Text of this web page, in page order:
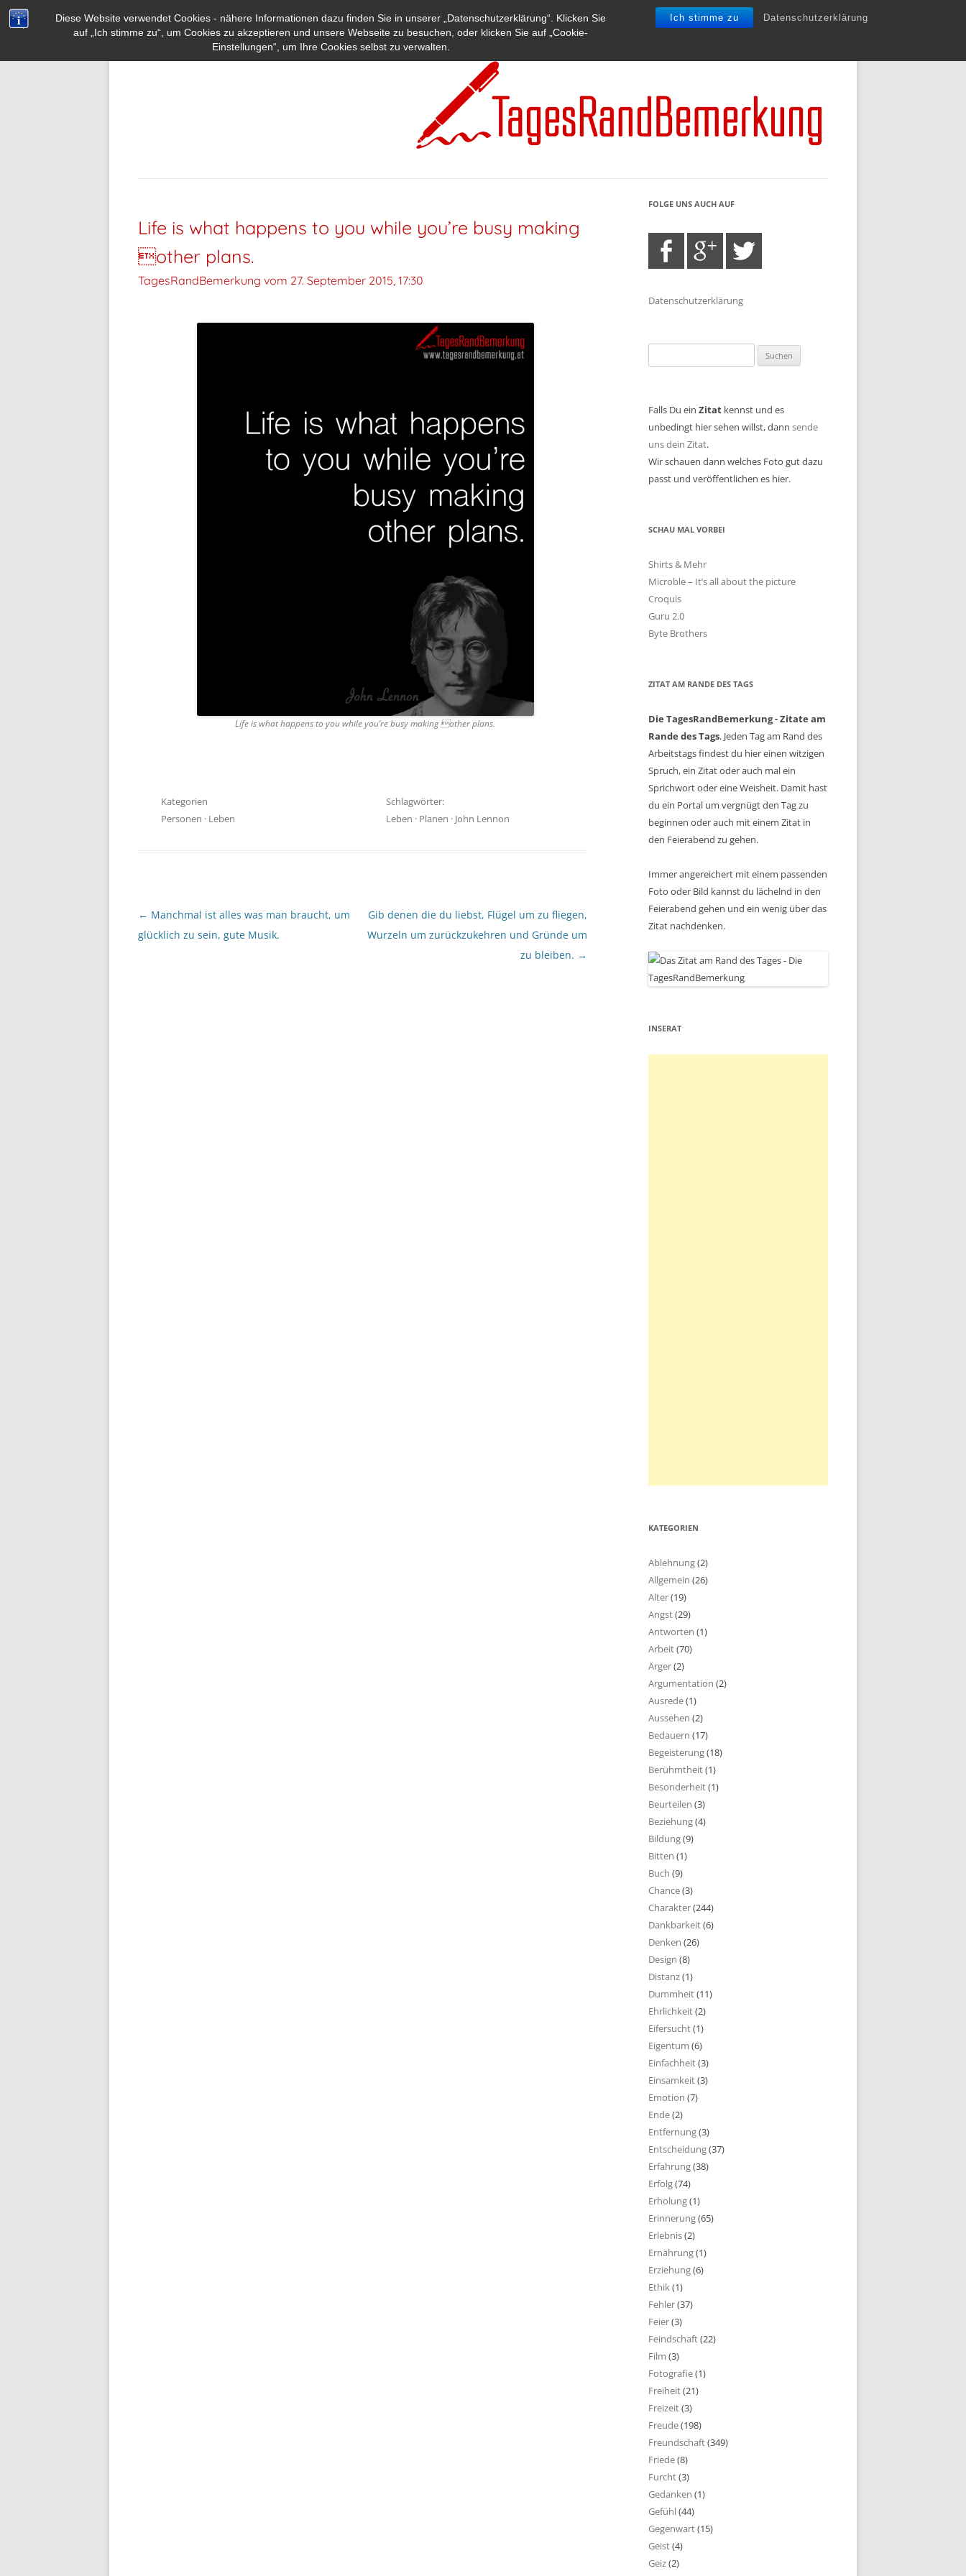
Diese Website verwendet Cookies - nähere Informationen dazu finden Sie in unserer „Datenschutzerklärung“. Klicken Sie
auf „Ich stimme zu“, um Cookies zu akzeptieren und unsere Webseite zu besuchen, oder klicken Sie auf „Cookie-
Einstellungen“, um Ihre Cookies selbst zu verwalten.
Ich stimme zu Datenschutzerklärung
Life is what happens to you while you’re busy making
other plans.
TagesRandBemerkung vom 27. September 2015, 17:30
Life is what happens to you while you’re busy making other plans.
Kategorien
Personen · Leben
Schlagwörter:
Leben · Planen · John Lennon
Beitragsnavigation
← Manchmal ist alles was man braucht, um
glücklich zu sein, gute Musik.
Gib denen die du liebst, Flügel um zu fliegen,
Wurzeln um zurückzukehren und Gründe um
zu bleiben. →
FOLGE UNS AUCH AUF
Datenschutzerklärung
nach:
Falls Du ein Zitat kennst und es
unbedingt hier sehen willst, dann sende
uns dein Zitat.
Wir schauen dann welches Foto gut dazu
passt und veröffentlichen es hier.
SCHAU MAL VORBEI
Shirts & Mehr
Microble – It’s all about the picture
Croquis
Guru 2.0
Byte Brothers
ZITAT AM RANDE DES TAGS
Die TagesRandBemerkung - Zitate am
Rande des Tags. Jeden Tag am Rand des
Arbeitstags findest du hier einen witzigen
Spruch, ein Zitat oder auch mal ein
Sprichwort oder eine Weisheit. Damit hast
du ein Portal um vergnügt den Tag zu
beginnen oder auch mit einem Zitat in
den Feierabend zu gehen.
Immer angereichert mit einem passenden
Foto oder Bild kannst du lächelnd in den
Feierabend gehen und ein wenig über das
Zitat nachdenken.
INSERAT
KATEGORIEN
Ablehnung(2)
Allgemein (26)
Alter(19)
Angst(29)
Antworten (1)
Arbeit(70)
Ärger(2)
Argumentation (2)
Ausrede(1)
Aussehen (2)
Bedauern (17)
Begeisterung(18)
Berühmtheit(1)
Besonderheit(1)
Beurteilen (3)
Beziehung(4)
Bildung(9)
Bitten (1)
Buch (9)
Chance(3)
Charakter(244)
Dankbarkeit(6)
Denken (26)
Design (8)
Distanz(1)
Dummheit(11)
Ehrlichkeit(2)
Eifersucht(1)
Eigentum (6)
Einfachheit(3)
Einsamkeit(3)
Emotion (7)
Ende(2)
Entfernung(3)
Entscheidung(37)
Erfahrung(38)
Erfolg(74)
Erholung(1)
Erinnerung(65)
Erlebnis(2)
Ernährung(1)
Erziehung(6)
Ethik(1)
Fehler(37)
Feier(3)
Feindschaft(22)
Film (3)
Fotografie(1)
Freiheit(21)
Freizeit(3)
Freude(198)
Freundschaft(349)
Friede(8)
Furcht(3)
Gedanken (1)
Gefühl(44)
Gegenwart(15)
Geist(4)
Geiz(2)